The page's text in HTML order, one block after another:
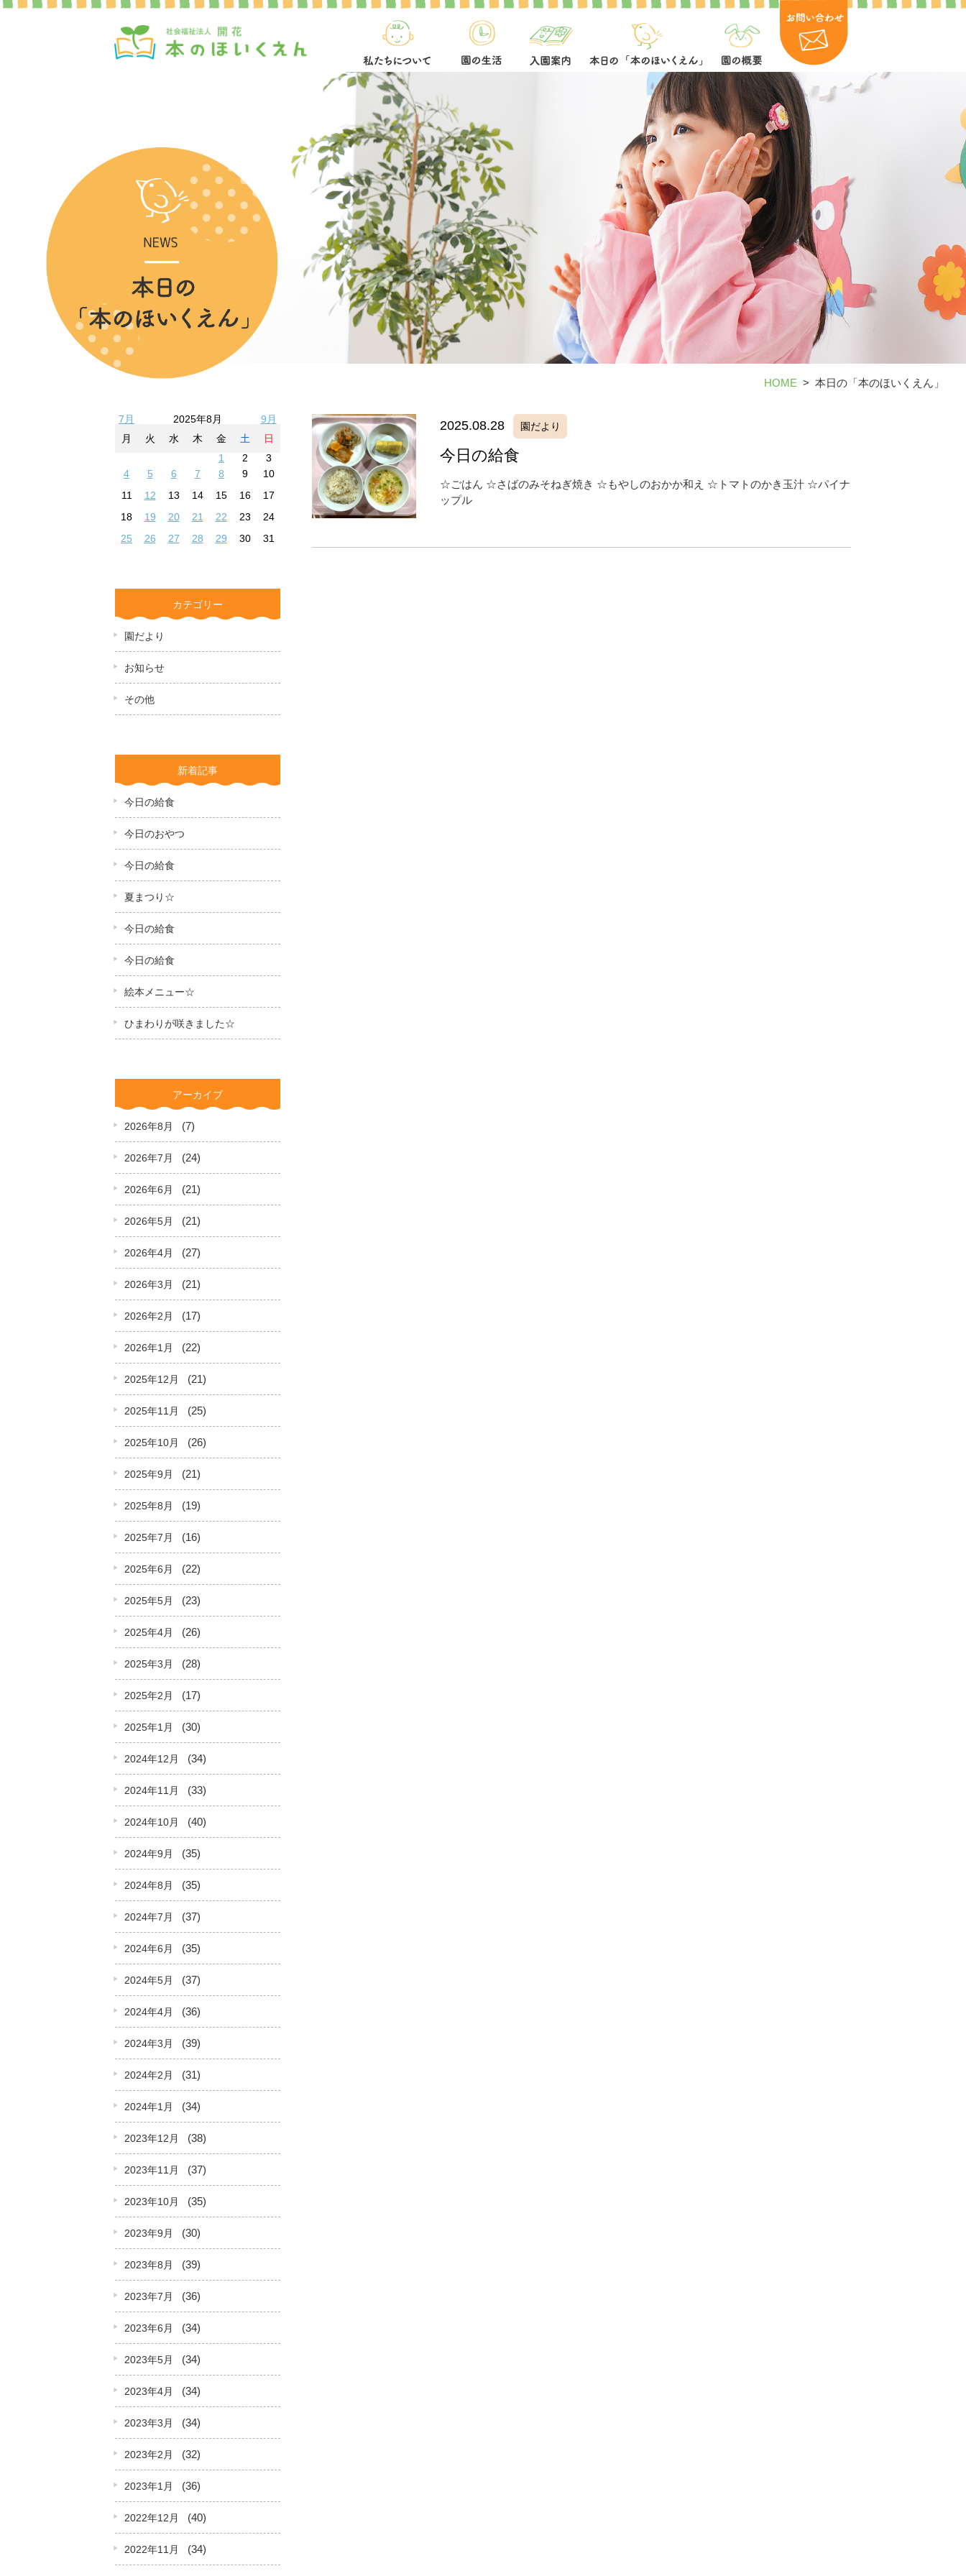
HOME 本日の「本のほいくえん」
2025.08.28 園だより
今日の給食
☆ごはん ☆さばのみそねぎ焼き ☆もやしのおかか和え ☆トマトのかき玉汁 ☆パイナ
ップル
7月 2025年8月
9月
月
火 水 木 金 土
日
1
2
3
4
5 6 7 8 9
10
11
12 13 14 15 16
17
18
19 20 21 22 23
24
25
26 27 28 29 30 31
カテゴリー
園だより
お知らせ
その他
新着記事
今日の給食
今日のおやつ
今日の給食
夏まつり☆
今日の給食
今日の給食
絵本メニュー☆
ひまわりが咲きました☆
アーカイブ
2026年8月 (7)
2026年7月 (24)
2026年6月 (21)
2026年5月 (21)
2026年4月 (27)
2026年3月 (21)
2026年2月 (17)
2026年1月 (22)
2025年12月 (21)
2025年11月 (25)
2025年10月 (26)
2025年9月 (21)
2025年8月 (19)
2025年7月 (16)
2025年6月 (22)
2025年5月 (23)
2025年4月 (26)
2025年3月 (28)
2025年2月 (17)
2025年1月 (30)
2024年12月 (34)
2024年11月 (33)
2024年10月 (40)
2024年9月 (35)
2024年8月 (35)
2024年7月 (37)
2024年6月 (35)
2024年5月 (37)
2024年4月 (36)
2024年3月 (39)
2024年2月 (31)
2024年1月 (34)
2023年12月 (38)
2023年11月 (37)
2023年10月 (35)
2023年9月 (30)
2023年8月 (39)
2023年7月 (36)
2023年6月 (34)
2023年5月 (34)
2023年4月 (34)
2023年3月 (34)
2023年2月 (32)
2023年1月 (36)
2022年12月 (40)
2022年11月 (34)